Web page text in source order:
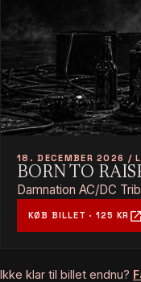
18. DECEMBER 2026 /
BORN TO
Damnation AC/DC
KØB BILLET · 125 KR open_in_new
Ikke klar til billet endnu?